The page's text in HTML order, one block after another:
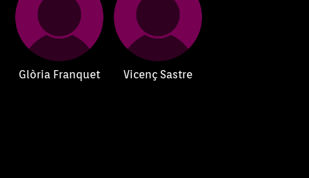
Glòria Franquet Vicenç Sastre